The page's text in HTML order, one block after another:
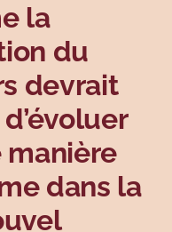
la
du
devrait
manière
dans la